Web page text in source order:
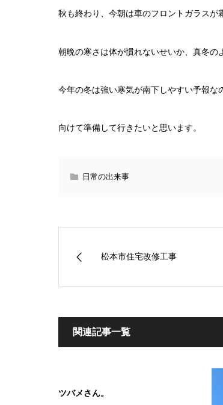
秋も終わり、今朝は車のフロントガラスが
朝晩の寒さは体が慣れないせいか、真冬の
今年の冬は強い寒気が南下しやすい予報な
向けて準備して行きたいと思います。
日常の出来事
松本市住宅改修工事
関連記事一覧
ツバメさん。